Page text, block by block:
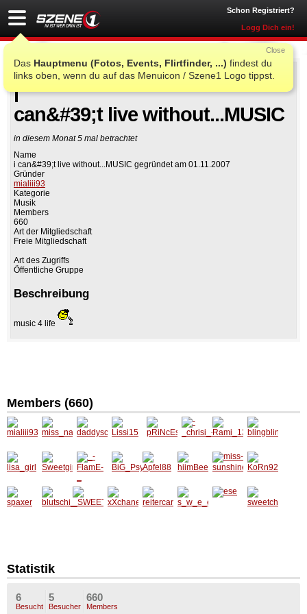
Schon Registriert?
Logg Dich ein!
Das Hauptmenu (Fotos, Events, Flirtfinder, ...) findest du
links oben, wenn du auf das Menuicon / Szene1 Logo tippst.
Close
Gruppe beitreten
Auf Facebook teilen
i
can&#39;t live without...MUSIC
in diesem Monat 5 mal betrachtet
Name
i can&#39;t live without...MUSIC gegründet am 01.11.2007
Gründer
mialiii93
Kategorie
Musik
Members
660
Art der Mitgliedschaft
Freie Mitgliedschaft
Art des Zugriffs
Öffentliche Gruppe
Beschreibung
music 4 life
Members (660)
mialiii9
3
miss_n
ature
daddys
creditc
ardgirly
Lissi15
pRiNcE
sS_-
-
_chrisi
_-
Rami_1
3_
blingbli
ngbaby
lisa_girl
Sweetgi
rl1990
_-
FlamE-
_
BiG_Ps
yChO
Apfel88
hiimBe
eRzuQe
rL_x
miss-
sunshin
KoRn9
2
Statistik
6
Besucht
5
Besucher
660
Members